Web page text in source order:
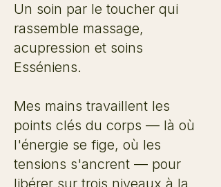
Un soin par le toucher qui
rassemble massage,
acupression et soins
Esséniens.
Mes mains travaillent les
points clés du corps — là où
l'énergie se fige, où les
tensions s'ancrent — pour
libérer sur trois niveaux à la